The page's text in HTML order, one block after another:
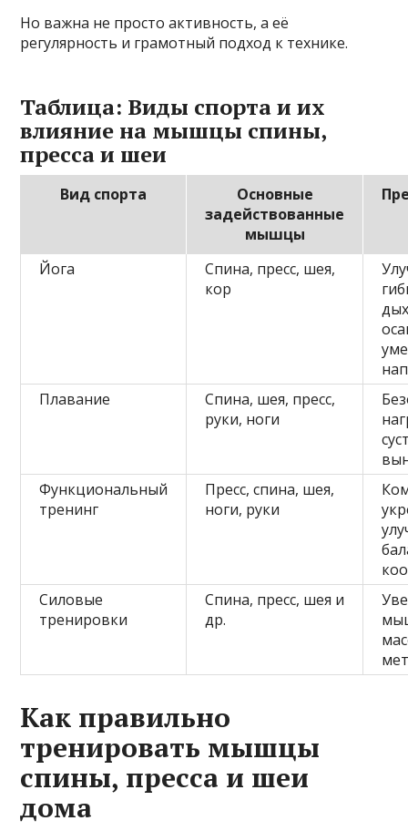
Но важна не просто активность, а её
регулярность и грамотный подход к технике.
Таблица: Виды спорта и их
влияние на мышцы спины,
пресса и шеи
Вид спорта
Основные
задействованные
мышцы
Йога
Спина, пресс, шея,
кор
Плавание
Спина, шея, пресс,
руки, ноги
Функциональный
тренинг
Пресс, спина, шея,
ноги, руки
Силовые
тренировки
Спина, пресс, шея и
др.
Как правильно
тренировать мышцы
спины, пресса и шеи
дома